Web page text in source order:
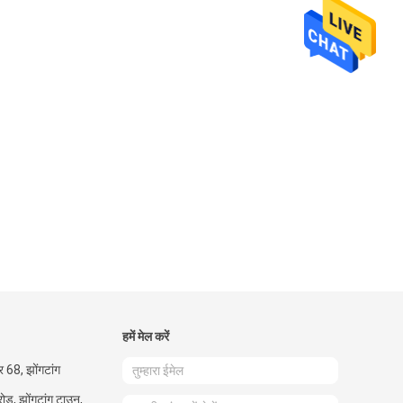
68, झोंगटांग
झोंगटांग टाउन,
हमें मेल करें